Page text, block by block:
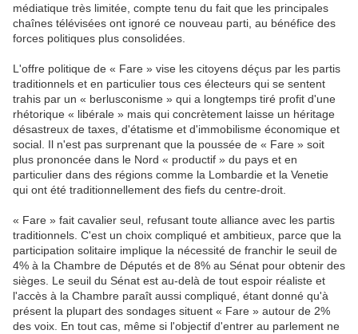
médiatique très limitée, compte tenu du fait que les principales
chaînes télévisées ont ignoré ce nouveau parti, au bénéfice des
forces politiques plus consolidées.
L'offre politique de « Fare » vise les citoyens déçus par les partis
traditionnels et en particulier tous ces électeurs qui se sentent
trahis par un « berlusconisme » qui a longtemps tiré profit d'une
rhétorique « libérale » mais qui concrètement laisse un héritage
désastreux de taxes, d'étatisme et d'immobilisme économique et
social. Il n'est pas surprenant que la poussée de « Fare » soit
plus prononcée dans le Nord « productif » du pays et en
particulier dans des régions comme la Lombardie et la Venetie
qui ont été traditionnellement des fiefs du centre-droit.
« Fare » fait cavalier seul, refusant toute alliance avec les partis
traditionnels. C'est un choix compliqué et ambitieux, parce que la
participation solitaire implique la nécessité de franchir le seuil de
4% à la Chambre de Députés et de 8% au Sénat pour obtenir des
sièges. Le seuil du Sénat est au-delà de tout espoir réaliste et
l'accès à la Chambre paraît aussi compliqué, étant donné qu'à
présent la plupart des sondages situent « Fare » autour de 2%
des voix. En tout cas, même si l'objectif d'entrer au parlement ne